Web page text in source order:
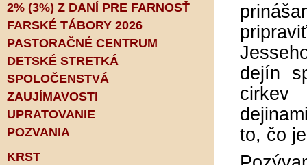
2% (3%) Z DANÍ PRE FARNOSŤ
FARSKÉ TÁBORY 2026
PASTORAČNÉ CENTRUM
DETSKÉ STRETKÁ
SPOLOČENSTVÁ
ZAUJÍMAVOSTI
UPRATOVANIE
POZVANIA
KRST
dejín
cirkev
to, čo